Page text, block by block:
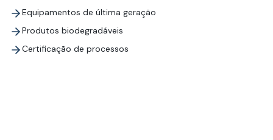
Equipamentos de última geração
Produtos biodegradáveis
Certificação de processos